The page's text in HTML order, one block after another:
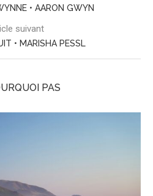
• AARON GWYN
suivant
• MARISHA PESSL
PAS